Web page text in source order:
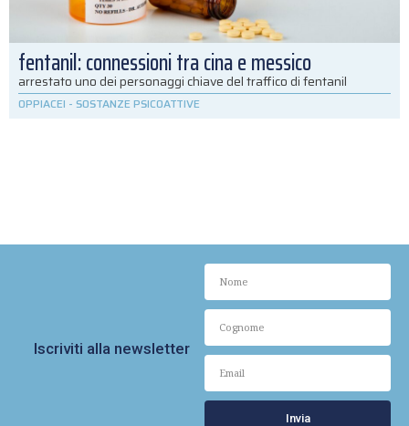
fentanil: connessioni tra cina e messico
arrestato uno dei personaggi chiave del traffico di fentanil
OPPIACEI - SOSTANZE PSICOATTIVE
Iscriviti alla newsletter
Invia